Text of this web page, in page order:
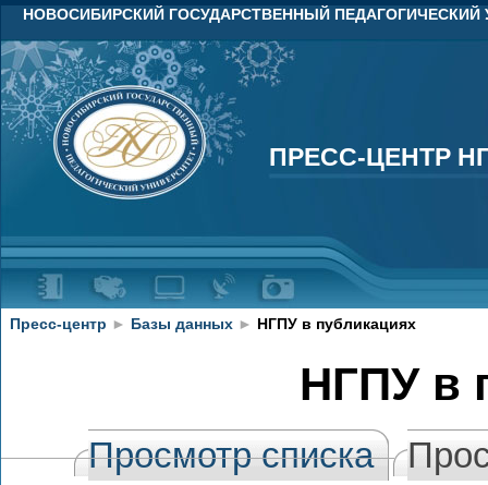
НОВОСИБИРСКИЙ ГОСУДАРСТВЕННЫЙ ПЕДАГОГИЧЕСКИЙ
ПРЕСС-ЦЕНТР
ПРЕСС-ЦЕНТР
Пресс-центр ► Базы данных ► НГПУ в публикациях
НГПУ в
Просмотр списка